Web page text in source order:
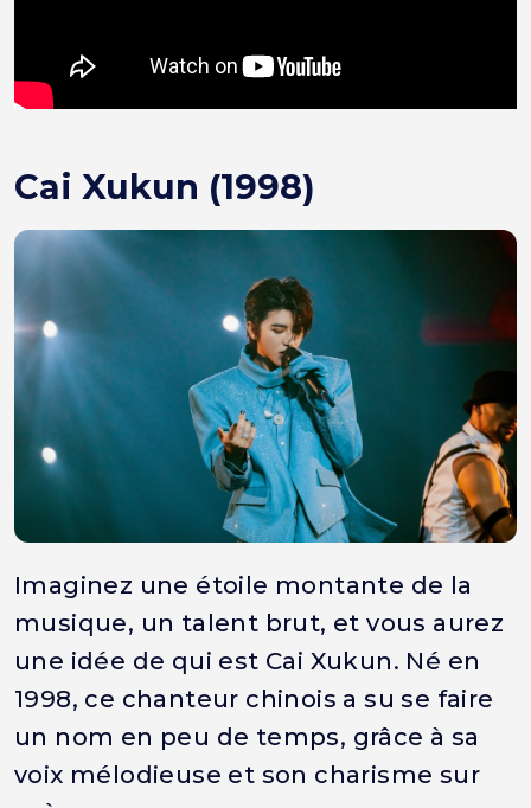
Cai Xukun (1998)
Imaginez une étoile montante de la
musique, un talent brut, et vous aurez
une idée de qui est Cai Xukun. Né en
1998, ce chanteur chinois a su se faire
un nom en peu de temps, grâce à sa
voix mélodieuse et son charisme sur